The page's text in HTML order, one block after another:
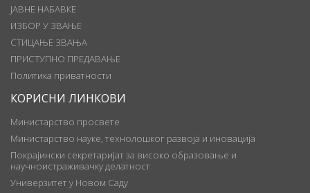
ЈАВНЕ НАБАВКЕ
ИЗБОР У ЗВАЊЕ
СТИЦАЊЕ ЗВАЊА
ПРИСТУПНО ПРЕДАВАЊЕ
Политика приватности
КОРИСНИ ЛИНКОВИ
Министарство просвете
Министарство науке, технолошког развоја и иновација
Покрајински секретаријат за високо образовање и
научноистраживачку делатност
Универзитет у Новом Саду